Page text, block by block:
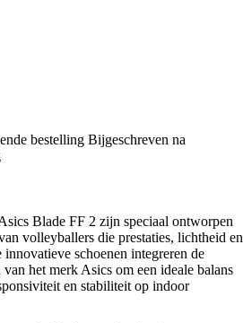
bestelling Bijgeschreven na
Blade FF 2 zijn speciaal ontworpen
volleyballers die prestaties, lichtheid en
schoenen integreren de
het merk Asics om een ideale balans
en stabiliteit op indoor